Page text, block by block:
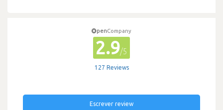
penCompany
2.9/5
127 Reviews
Escrever review